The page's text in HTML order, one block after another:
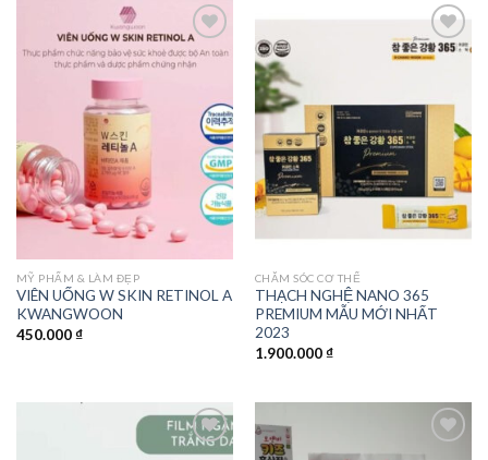
wishlist
MỸ PHẨM & LÀM ĐẸP
VIÊN UỐNG W SKIN RETINOL A
KWANGWOON
450.000₫
wishlist
CHĂM SÓC CƠ THỂ
THẠCH NGHỆ NANO 365
PREMIUM MẪU MỚI NHẤT
2023
1.900.000₫